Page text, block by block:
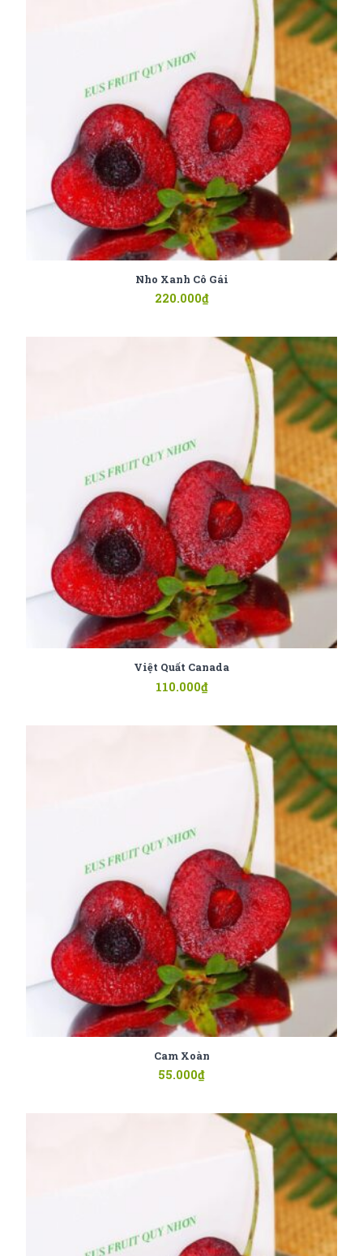
Nho Xanh Cô Gái
220.000₫
Việt Quất Canada
110.000₫
Cam Xoàn
55.000₫